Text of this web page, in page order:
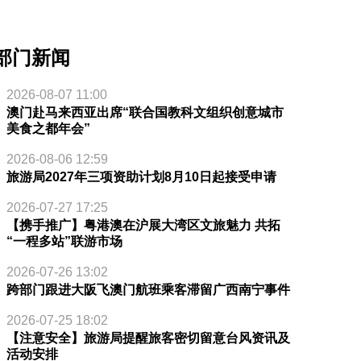
门新闻
2026-08-07 11:00
澳门赴马来西亚出席“联合国教科文组织创意城市
美食之都年会”
2026-08-06 12:59
旅游局2027年三项资助计划8月10日起接受申请
2026-07-27 17:25
【携手推广】粤港澳在沪展大湾区文旅魅力 共拓
“一程多站”联游市场
2026-07-26 13:02
跨部门跟进大阪飞澳门航班乘客滞留广西南宁事件
2026-07-25 18:02
【注意安全】旅游局提醒旅客密切留意台风资讯及
活动安排